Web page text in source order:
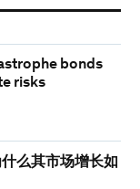
bonds
risks
么其市场增长如